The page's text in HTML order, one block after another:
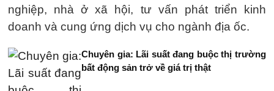
nghiệp, nhà ở xã hội, tư vấn phát triển kinh
doanh và cung ứng dịch vụ cho ngành địa ốc.
Chuyên gia: Lãi suất đang buộc thị trường
bất động sản trở về giá trị thật